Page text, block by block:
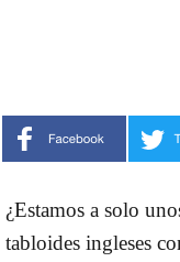
¿Estamos a solo
tabloides ingleses